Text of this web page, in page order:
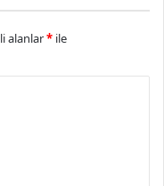
alanlar* ile